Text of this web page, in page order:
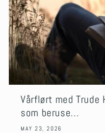
Vårflørt med Trude
som beruse...
MAY 23, 2026